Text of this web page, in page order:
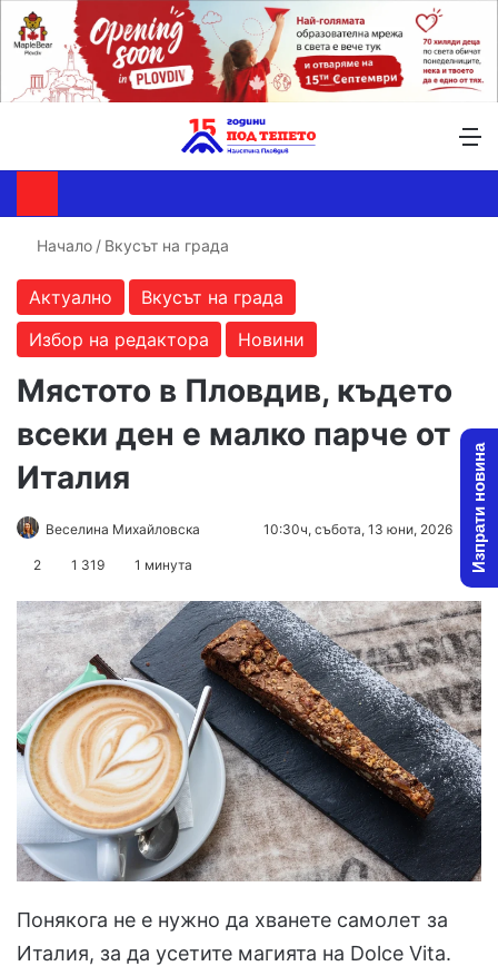
Начало / Вкусът на града
Актуално
Вкусът на града
Избор на редактора
Новини
Мястото в Пловдив, където
всеки ден е малко парче от
Италия
Веселина Михайловска
Send10:30ч, събота, 13 юни, 2026
2 1 319 1 минута
Понякога не е нужно да хванете самолет за
Италия, за да усетите магията на Dolce Vita.
Изпрати новина